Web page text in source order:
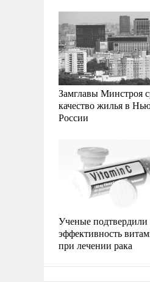
Замглавы Минстроя
качество жилья в
России
Ученые подтвердили
эффективность
при лечении рака